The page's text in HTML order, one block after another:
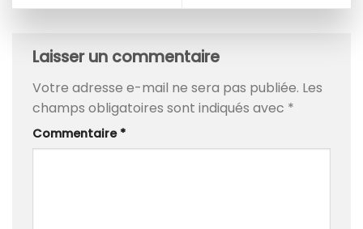
Laisser un commentaire
Votre adresse e-mail ne sera pas publiée. Les
champs obligatoires sont indiqués avec *
Commentaire *